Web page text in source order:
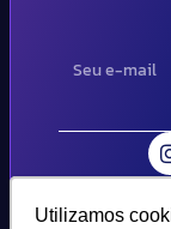
Utilizamos
Utilizamos